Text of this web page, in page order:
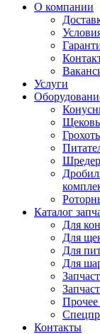
О компании
Услуги
Каталог
Для
Для
Для
Для
Прочее
Контакты